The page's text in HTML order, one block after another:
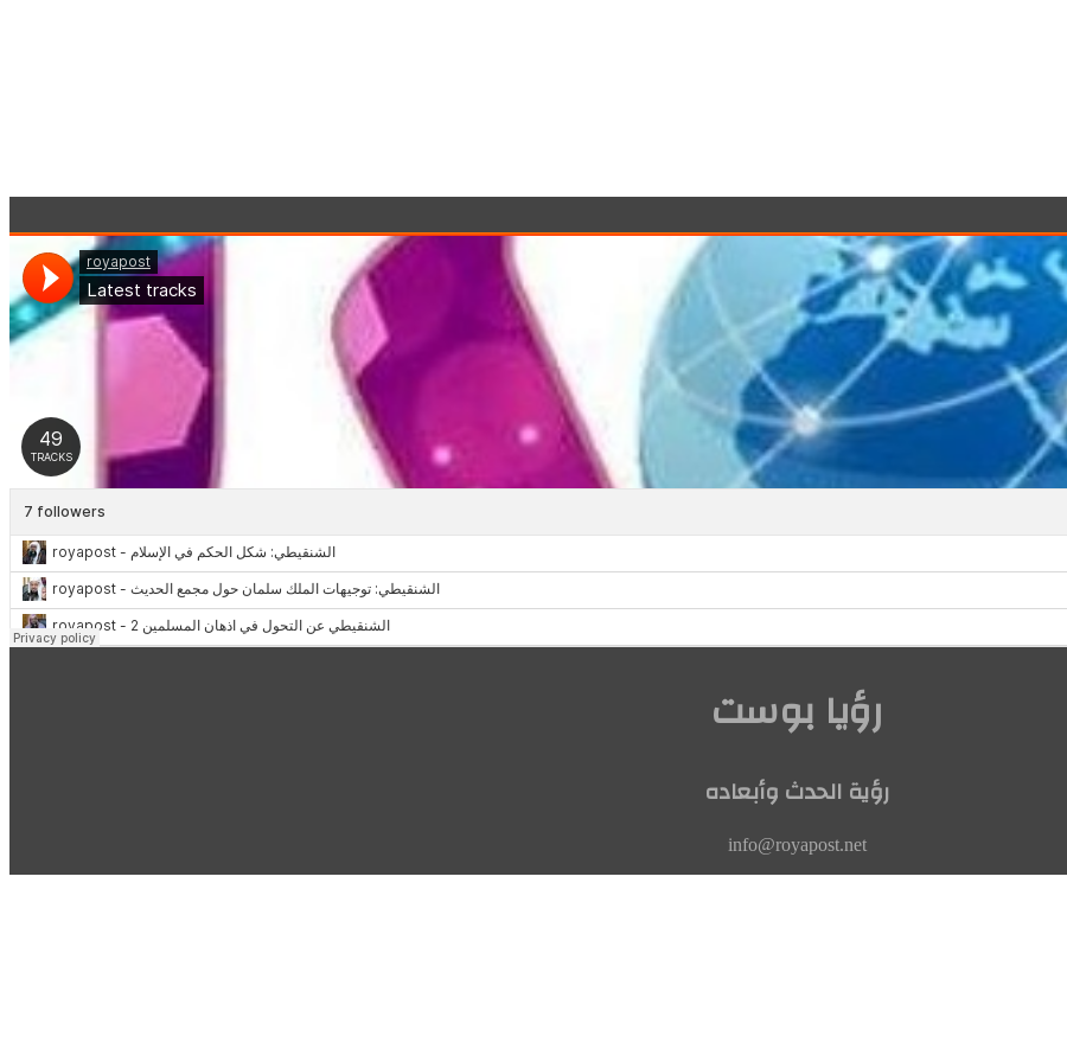
رؤيا بوست
رؤية الحدث وأبعاده
info@royapost.net